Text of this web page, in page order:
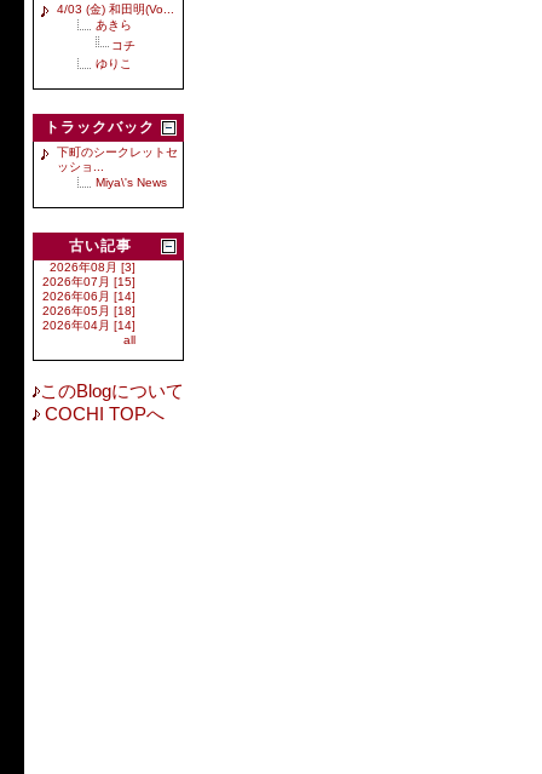
4/03 (金) 和田明(Vo...
あきら
コチ
ゆりこ
トラックバック
下町のシークレットセ
ッショ...
Miya\'s News
古い記事
2026年08月 [3]
2026年07月 [15]
2026年06月 [14]
2026年05月 [18]
2026年04月 [14]
all
このBlogについて
COCHI TOPへ